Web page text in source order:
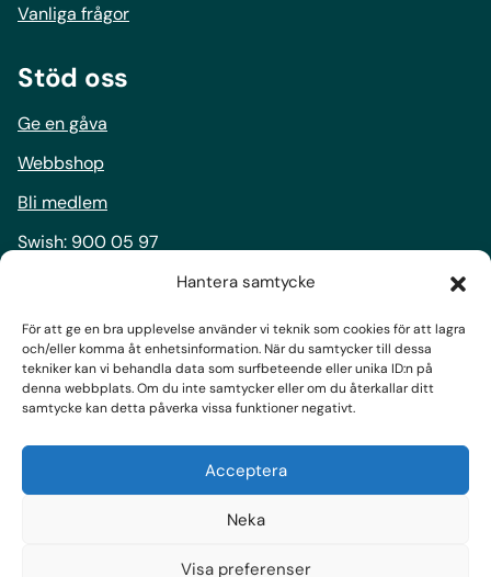
Hantera samtycke
För att ge en bra upplevelse använder vi teknik som cookies för att lagra
och/eller komma åt enhetsinformation. När du samtycker till dessa
tekniker kan vi behandla data som surfbeteende eller unika ID:n på
denna webbplats. Om du inte samtycker eller om du återkallar ditt
samtycke kan detta påverka vissa funktioner negativt.
Acceptera
Neka
Visa preferenser
Vanliga frågor
Stöd oss
Ge en gåva
Webbshop
Bli medlem
Swish: 900 05 97
900-0597
Följ oss
Facebook
Prenumerera på nyhetsbrev